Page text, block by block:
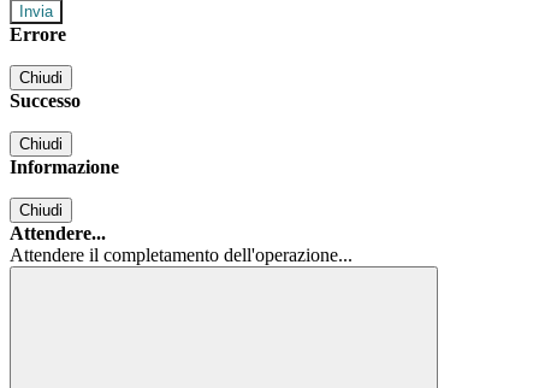
Errore
Chiudi
Successo
Chiudi
Informazione
Chiudi
Attendere...
Attendere il completamento dell'operazione...